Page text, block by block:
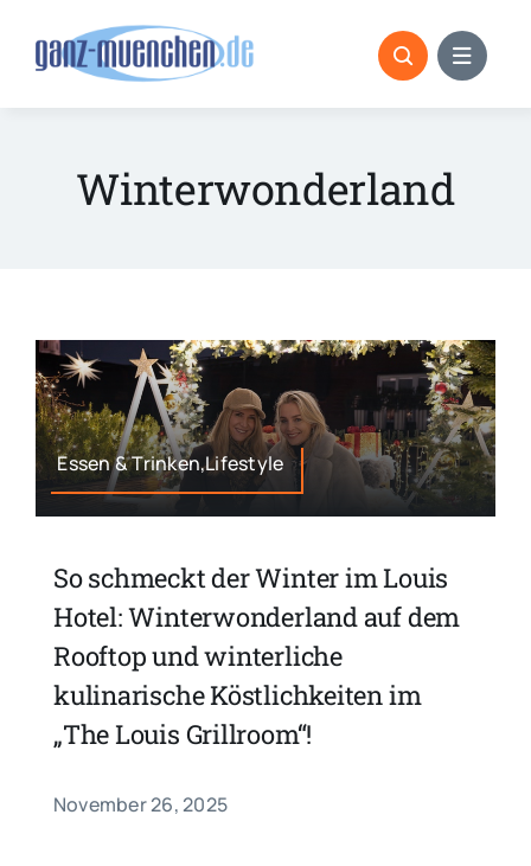
Winterwonderland
Essen & Trinken,Lifestyle
So schmeckt der Winter im Louis
Hotel: Winterwonderland auf dem
Rooftop und winterliche
kulinarische Köstlichkeiten im
„The Louis Grillroom“!
November 26, 2025